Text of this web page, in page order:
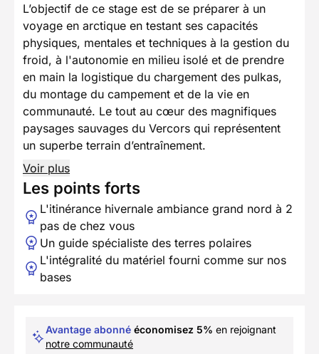
L’objectif de ce stage est de se préparer à un
voyage en arctique en testant ses capacités
physiques, mentales et techniques à la gestion du
froid, à l'autonomie en milieu isolé et de prendre
en main la logistique du chargement des pulkas,
du montage du campement et de la vie en
communauté. Le tout au cœur des magnifiques
paysages sauvages du Vercors qui représentent
un superbe terrain d’entraînement.
Voir plus
Les points forts
L'itinérance hivernale ambiance grand nord à 2
pas de chez vous
Un guide spécialiste des terres polaires
L'intégralité du matériel fourni comme sur nos
bases
Avantage abonné économisez 5% en rejoignant
notre communauté